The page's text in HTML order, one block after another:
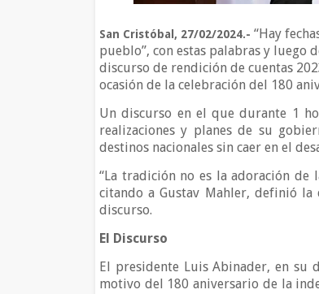
San Cristóbal, 27/02/2024.- “Hay
pueblo”, con estas palabras y luego
discurso de rendición de cuentas
ocasión de la celebración del 180
Un discurso en el que durante 1
realizaciones y planes de su
destinos nacionales sin caer en el
“La tradición no es la adoración de
citando a Gustav Mahler, definió
discurso.
El Discurso
El presidente Luis Abinader, en su
motivo del 180 aniversario de la